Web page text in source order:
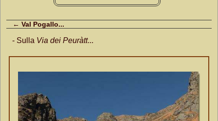
← Val Pogallo...
- Sulla Via dei Peuràtt...